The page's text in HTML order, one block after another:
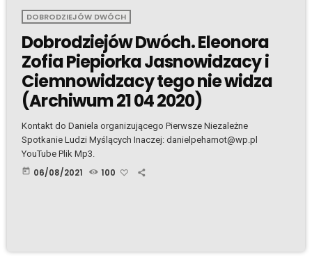
DOBRODZIEJÓW DWÓCH
Dobrodziejów Dwóch. Eleonora
Zofia Piepiorka Jasnowidzacy i
Ciemnowidzacy tego nie widza
(Archiwum 21 04 2020)
Kontakt do Daniela organizującego Pierwsze Niezależne
Spotkanie Ludzi Myślących Inaczej: danielpehamot@wp.pl
YouTube Plik Mp3.
today 06/08/2021 100